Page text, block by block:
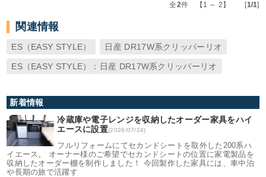
全2件 【1 ～ 2】 [1/1]
関連情報
ES（EASY STYLE） 日産 DR17W系クリッパーリオ
ES（EASY STYLE）：日産 DR17W系クリッパーリオ
新着情報
冷蔵庫や電子レンジを収納したオーダー家具をハイ
エースに設置(2026/07/24)
フルリフォームにてセカンドシートを取外した200系ハ
イエース。 オーナー様のご希望でセカンドシートの位置に家電製品を
収納したオーダー棚を制作しました！ 今回製作した家具には、車中泊
や長期の旅で活躍す